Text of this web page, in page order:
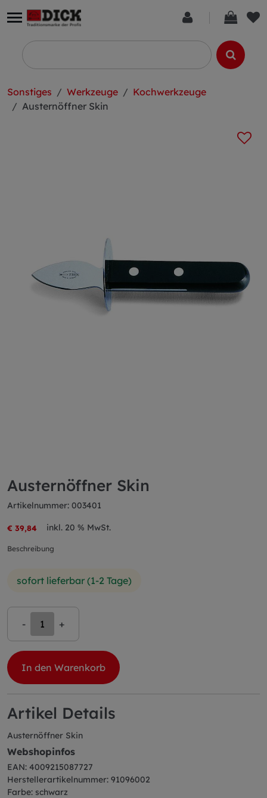
Sonstiges Werkzeuge
Kochwerkzeuge
Austernöffner Skin
Austernöffner Skin
Artikelnummer: 003401
€ 39,84 inkl. 20 % MwSt.
Beschreibung
sofort lieferbar (1-2 Tage)
- +
In den Warenkorb
Artikel Details
Austernöffner Skin
Webshopinfos
EAN: 4009215087727
Herstellerartikelnummer: 91096002
Farbe: schwarz